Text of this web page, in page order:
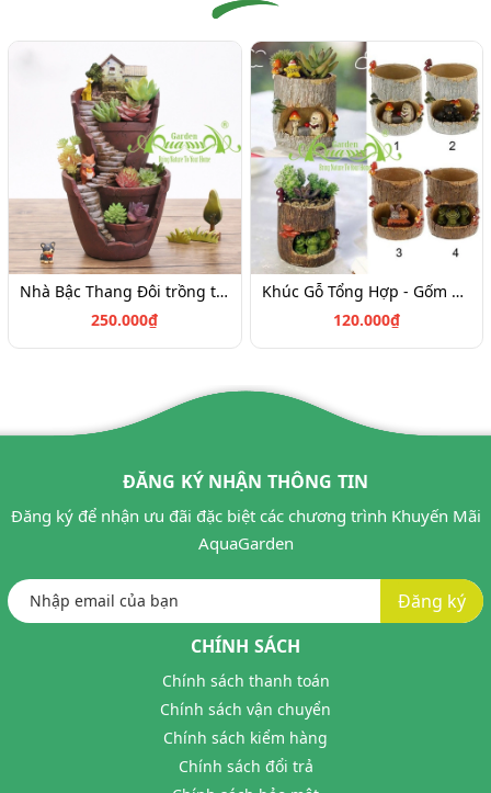
Nhà Bậc Thang Đôi trồng tiểu cảnh- Gốm AquaGarden
250.000₫
Khúc Gỗ Tổng Hợp - Gốm AquaGarden
120.000₫
ĐĂNG KÝ NHẬN THÔNG TIN
Đăng ký để nhận ưu đãi đặc biệt các chương trình Khuyến Mãi
AquaGarden
Đăng ký
CHÍNH SÁCH
Chính sách thanh toán
Chính sách vận chuyển
Chính sách kiểm hàng
Chính sách đổi trả